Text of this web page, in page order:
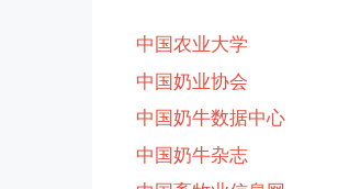
中国农业大学
中国奶业协会
中国奶牛数据中心
中国奶牛杂志